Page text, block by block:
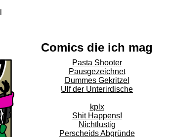
Comics die ich mag
Pasta Shooter
Pausgezeichnet
Dummes Gekritzel
Ulf der Unterirdische
kplx
Shit Happens!
Nichtlustig
Perscheids Abgründe